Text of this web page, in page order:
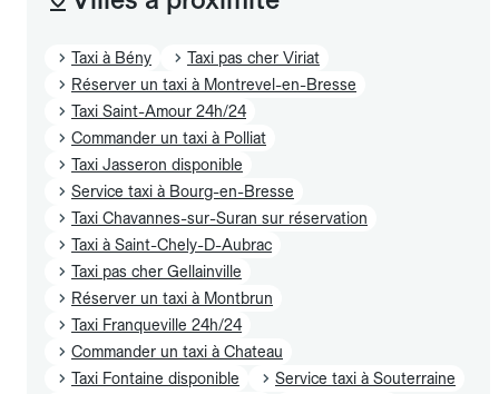
Taxi à Bény
Taxi pas cher Viriat
Réserver un taxi à Montrevel-en-Bresse
Taxi Saint-Amour 24h/24
Commander un taxi à Polliat
Taxi Jasseron disponible
Service taxi à Bourg-en-Bresse
Taxi Chavannes-sur-Suran sur réservation
Taxi à Saint-Chely-D-Aubrac
Taxi pas cher Gellainville
Réserver un taxi à Montbrun
Taxi Franqueville 24h/24
Commander un taxi à Chateau
Taxi Fontaine disponible
Service taxi à Souterraine